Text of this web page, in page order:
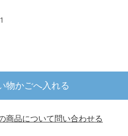
物かごへ入れる
商品について問い合わせる